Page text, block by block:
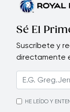
Sé El
Suscríbete y
directamente
HE LEÍDO Y